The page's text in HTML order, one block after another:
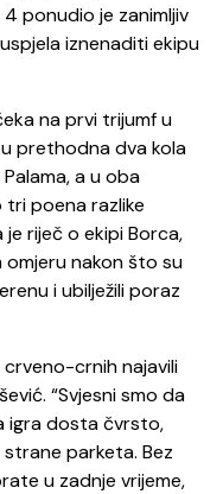
ponudio je zanimljiv
iznenaditi ekipu
na prvi trijumf u
prethodna dva kola
a u oba
poena razlike
je riječ o ekipi Borca,
omjeru nakon što su
i ubilježili poraz
crnih najavili
“Svjesni smo da
igra dosta čvrsto,
parketa. Bez
u zadnje vrijeme,